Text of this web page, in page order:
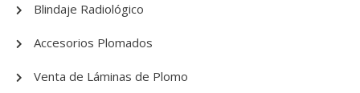
Blindaje Radiológico
Accesorios Plomados
Venta de Láminas de Plomo